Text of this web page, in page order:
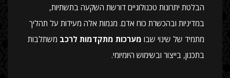
הבלטת יתרונות טכנולוגיים דורשת השקעה בתשתיות,
במדיניות ובהכשרת כוח אדם. מגמות אלה מעידות על תהליך
מתמיד של שינוי שבו מערכות מתקדמות לרכב משתלבות
בתכנון, בייצור ובשימוש היומיומי.